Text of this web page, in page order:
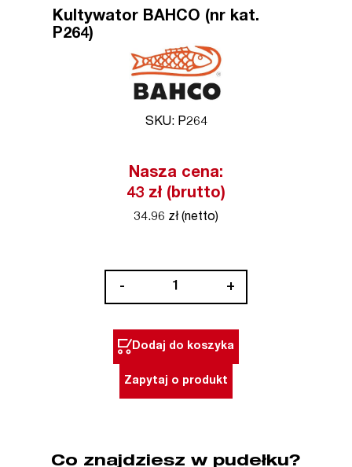
Kultywator BAHCO (nr kat.
P264)
SKU: P264
Nasza cena:
43 zł (brutto)
34.96 zł (netto)
-
(nr
kat.
P264)
+
Dodaj do koszyka
Zapytaj o produkt
Co znajdziesz w pudełku?